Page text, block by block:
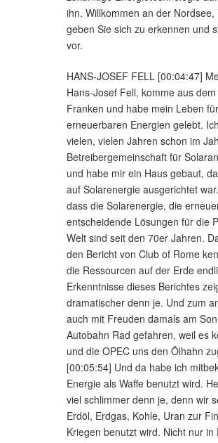
ihn. Willkommen an der
geben Sie sich zu erkennen und
vor.
HANS-JOSEF FELL [00:04:47]
Hans-Josef Fell, komme aus
Franken und habe mein Leben
erneuerbaren Energien gelebt.
vielen, vielen Jahren schon im
Betreibergemeinschaft für
und habe mir ein Haus gebaut,
auf Solarenergie ausgerichtet
dass die Solarenergie, die
entscheidende Lösungen für die
Welt sind seit den 70er Jahren.
den Bericht von Club of Rome
die Ressourcen auf der Erde
Erkenntnisse dieses Berichtes
dramatischer denn je. Und zum
auch mit Freuden damals am
Autobahn Rad gefahren, weil es
und die OPEC uns den Ölhahn
[00:05:54] Und da habe ich
Energie als Waffe benutzt wird.
viel schlimmer denn je, denn wir
Erdöl, Erdgas, Kohle, Uran zur
Kriegen benutzt wird. Nicht nur in